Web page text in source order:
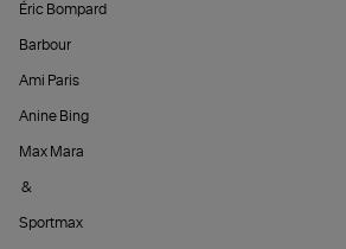
Éric Bompard
Barbour
Ami Paris
Anine Bing
Max Mara
&
Sportmax